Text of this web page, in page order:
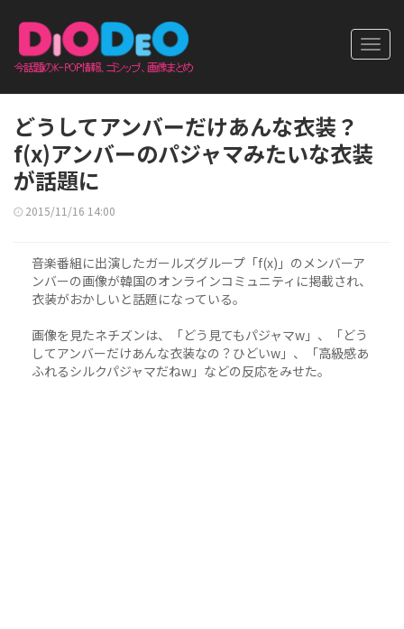
どうしてアンバーだけあんな衣装？
f(x)アンバーのパジャマみたいな衣装
が話題に
2015/11/16 14:00
音楽番組に出演したガールズグループ「f(x)」のメンバーア
ンバーの画像が韓国のオンラインコミュニティに掲載され、
衣装がおかしいと話題になっている。
画像を見たネチズンは、「どう見てもパジャマw」、「どう
してアンバーだけあんな衣装なの？ひどいw」、「高級感あ
ふれるシルクパジャマだねw」などの反応をみせた。